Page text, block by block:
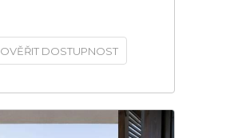
OVĚŘIT DOSTUPNOST